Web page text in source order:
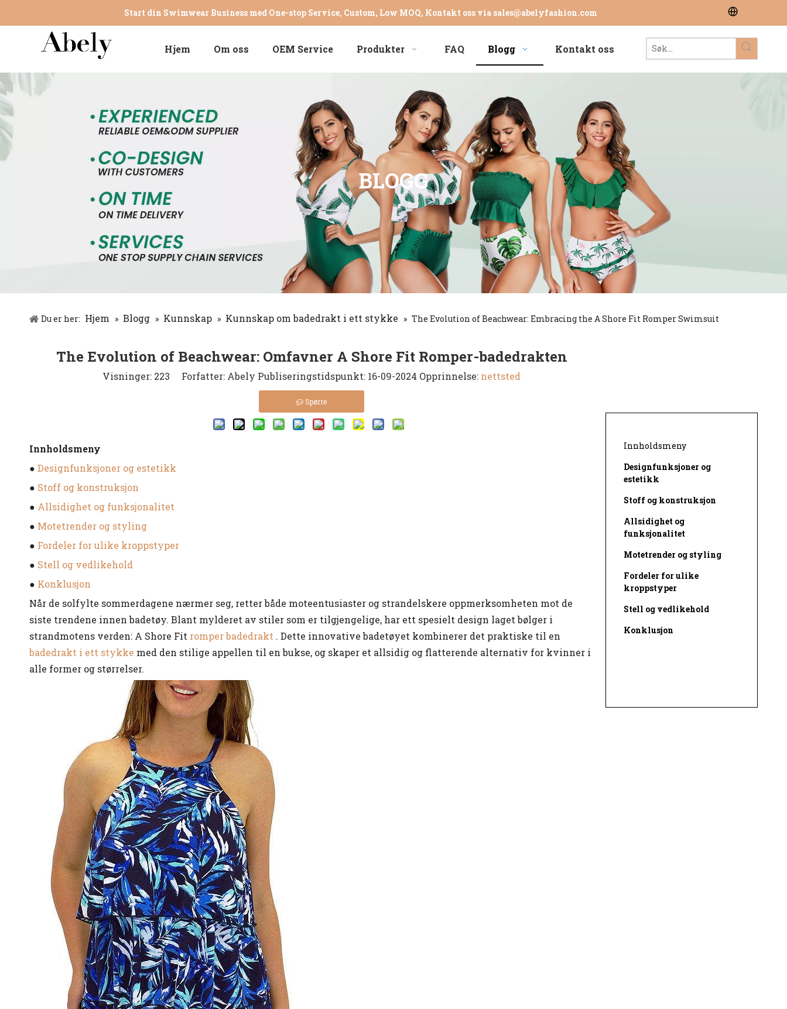
Start din Swimwear Business med One-stop Service, Custom, Low MOQ, Kontakt oss via sales@abelyfashion.com
Hjem Om oss OEM Service Produkter FAQ Blogg Kontakt oss
BLOGG
Du er her: Hjem » Blogg » Kunnskap » Kunnskap om badedrakt i ett stykke » The Evolution of Beachwear: Embracing the A Shore Fit Romper Swimsuit
The Evolution of Beachwear: Omfavner A Shore Fit Romper-badedrakten
Visninger: 223 Forfatter: Abely Publiseringstidspunkt: 16-09-2024 Opprinnelse: nettsted
Spørre
Innholdsmeny
● Designfunksjoner og estetikk
● Stoff og konstruksjon
● Allsidighet og funksjonalitet
● Motetrender og styling
● Fordeler for ulike kroppstyper
● Stell og vedlikehold
● Konklusjon
Når de solfylte sommerdagene nærmer seg, retter både moteentusiaster og strandelskere oppmerksomheten mot de
siste trendene innen badetøy. Blant mylderet av stiler som er tilgjengelige, har ett spesielt design laget bølger i
strandmotens verden: A Shore Fit romper badedrakt . Dette innovative badetøyet kombinerer det praktiske til en
badedrakt i ett stykke med den stilige appellen til en bukse, og skaper et allsidig og flatterende alternativ for kvinner i
alle former og størrelser.
Innholdsmeny
Designfunksjoner og
estetikk
Stoff og konstruksjon
Allsidighet og
funksjonalitet
Motetrender og styling
Fordeler for ulike
kroppstyper
Stell og vedlikehold
Konklusjon